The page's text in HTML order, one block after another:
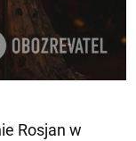
Rosjan w